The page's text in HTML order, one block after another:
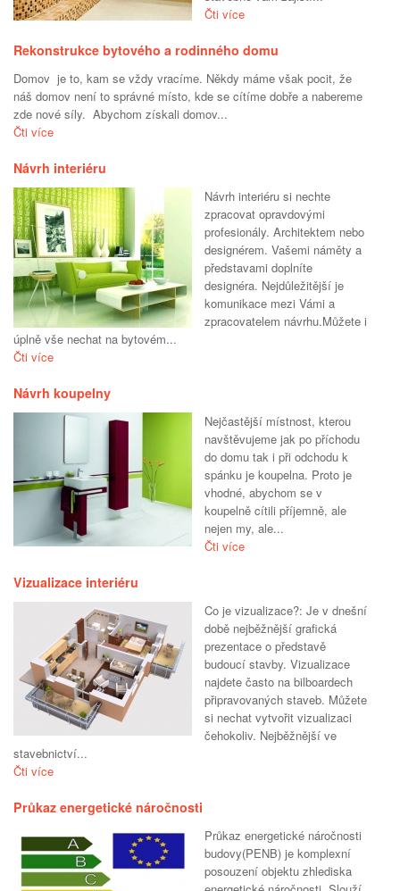
Čti více
Rekonstrukce bytového a rodinného domu
Domov je to, kam se vždy vracíme. Někdy máme však pocit, že
náš domov není to správné místo, kde se cítíme dobře a nabereme
zde nové síly. Abychom získali domov...
Čti více
Návrh interiéru
Návrh interiéru si nechte
zpracovat opravdovými
profesionály. Architektem nebo
designérem. Vašemi náměty a
představami doplníte
designéra. Nejdůležitější je
komunikace mezi Vámi a
zpracovatelem návrhu.Můžete i
úplně vše nechat na bytovém...
Čti více
Návrh koupelny
Nejčastější místnost, kterou
navštěvujeme jak po příchodu
do domu tak i při odchodu k
spánku je koupelna. Proto je
vhodné, abychom se v
koupelně cítili příjemně, ale
nejen my, ale...
Čti více
Vizualizace interiéru
Co je vizualizace?: Je v dnešní
době nejběžnější grafická
prezentace o představě
budoucí stavby. Vizualizace
najdete často na bilboardech
připravovaných staveb. Můžete
si nechat vytvořit vizualizaci
čehokoliv. Nejběžnější ve
stavebnictví...
Čti více
Průkaz energetické náročnosti
Průkaz energetické náročnosti
budovy(PENB) je komplexní
posouzení objektu zhlediska